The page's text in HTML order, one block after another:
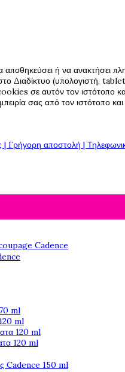
αποθηκεύσει ή να
(υπολογιστή,
σε αυτόν τον ιστότοπο
σας από τον ιστότοπο
αποστολή |
Cadence
ml
ml
120 ml
120 ml
Cadence 150 ml